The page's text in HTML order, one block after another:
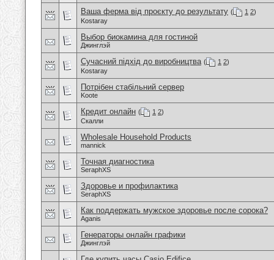
Ваша ферма від проєкту до результату ( 1 2)
Kostaray
Выбор биокамина для гостиной
Джинглэй
Сучасний підхід до виробництва ( 1 2)
Kostaray
Потрібен стабільний сервер
Koote
Кредит онлайн ( 1 2)
Скалли
Wholesale Household Products
mannick
Точная диагностика
SeraphXS
Здоровье и профилактика
SeraphXS
Как поддержать мужское здоровье после сорока?
Aganis
Генераторы онлайн графики
Джинглэй